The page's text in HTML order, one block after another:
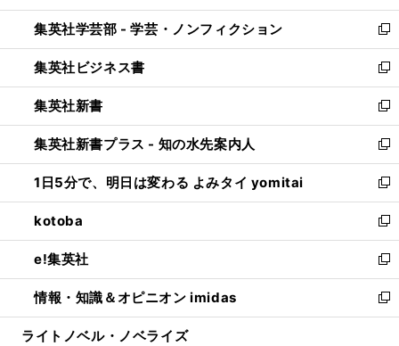
開
く
ウ
で
開
く
ン
ド
ウ
で
開
く
ウ
ィ
ン
ド
ウ
で
開
く
集英社学芸部 - 学芸・ノンフィクション
新
し
い
ウ
ィ
ン
ド
ウ
で
開
く
集英社ビジネス書
新
し
い
ウ
ィ
ン
ド
ウ
で
開
く
集英社新書
新
し
い
ウ
ィ
ン
ド
ウ
で
開
く
集英社新書プラス - 知の水先案内人
新
し
い
ウ
ィ
ン
ド
ウ
で
開
1日5分で、明日は変わる よみタイ yomitai
新
し
い
ウ
ィ
ン
ド
ウ
kotoba
新
し
い
ウ
ィ
ン
e!集英社
新
し
い
ウ
情報・知識＆オピニオン imidas
新
し
ライトノベル・ノベライズ